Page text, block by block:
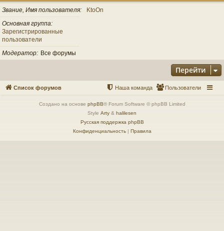
Звание, Имя пользователя
KtoOn
Основная группа
Зарегистрированные
пользователи
Модератор
Все форумы
Перейти
Список форумов Пользователи
Наша команда
Создано на основе phpBB® Forum Software © phpBB Limited
Style Arty & halilesen
Русская поддержка phpBB
Конфиденциальность| Правила